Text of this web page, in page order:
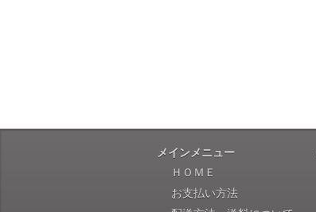
メインメニュー
ＨＯＭＥ
お支払い方法